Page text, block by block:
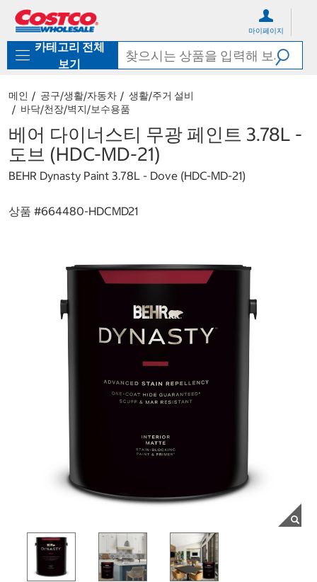
로
기
가
마이페이지
카테고리 전체
보기
메인 공구/생활/자동차
생활/주거 설비
바닥/천장/벽지/보수용품
베어 다이너스티 무광 페인트 3.78L -
도브 (HDC-MD-21)
BEHR Dynasty Paint 3.78L - Dove (HDC-MD-21)
상품 #664480-HDCMD21